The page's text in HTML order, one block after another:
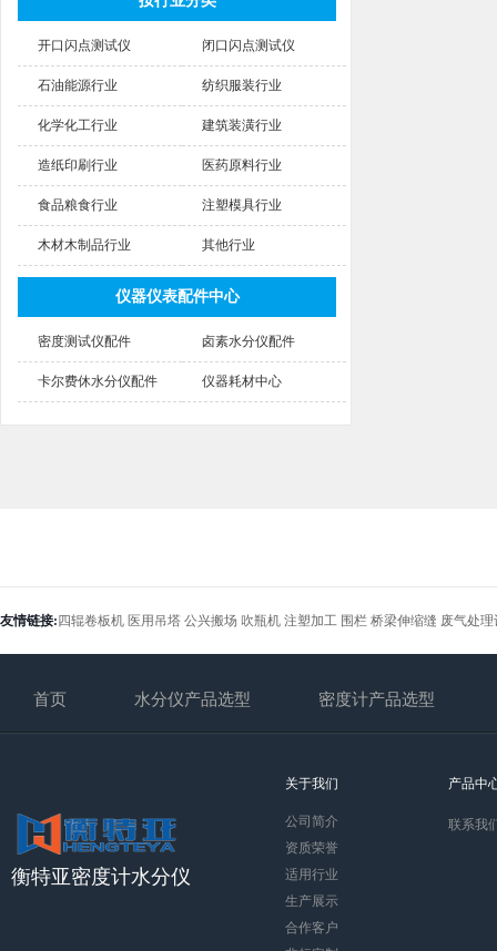
开口闪点测试仪 闭口闪点测试仪
石油能源行业 纺织服装行业
化学化工行业 建筑装潢行业
造纸印刷行业 医药原料行业
食品粮食行业 注塑模具行业
木材木制品行业 其他行业
仪器仪表配件中心
密度测试仪配件 卤素水分仪配件
卡尔费休水分仪配件 仪器耗材中心
友情链接: 四辊卷板机 医用吊塔 公兴搬场 吹瓶机 注塑加工 围栏 桥梁伸缩缝 废气处理
首页 水分仪产品选型 密度计产品选型
衡特亚密度计水分仪
关于我们
公司简介
资质荣誉
适用行业
生产展示
合作客户
产品中
联系我